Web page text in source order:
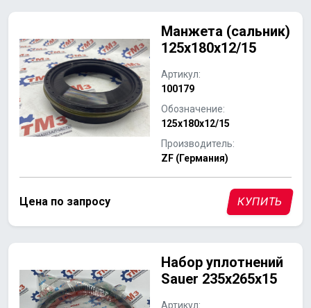
Манжета (сальник)
125x180x12/15
Артикул:
100179
Обозначение:
125x180x12/15
Производитель:
ZF (Германия)
Цена по запросу КУПИТЬ
Набор уплотнений
Sauer 235x265x15
Артикул: